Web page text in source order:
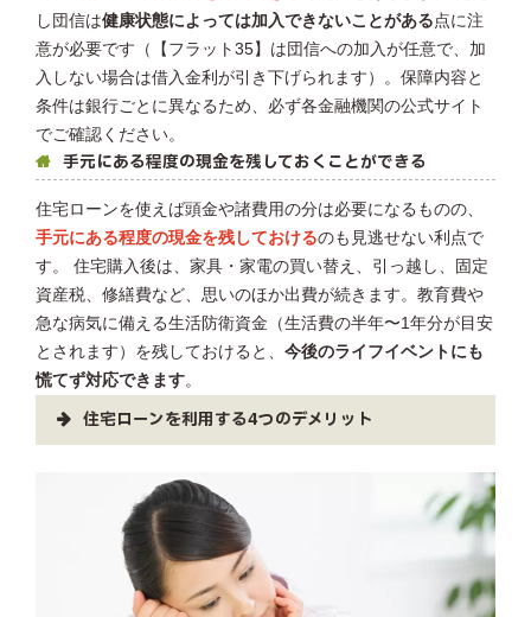
し団信は健康状態によっては加入できないことがある 点に注
意が必要です（【フラット35】は団信への加入が任意で、加
入しない場合は借入金利が引き下げられます）。保障内容と
条件は銀行ごとに異なるため、必ず各金融機関の公式サイト
でご確認ください。
手元にある程度の現金を残しておくことができる
住宅ローンを使えば頭金や諸費用の分は必要になるものの、
手元にある程度の現金を残しておけるのも見逃せない利点で
す。 住宅購入後は、家具・家電の買い替え、引っ越し、固定
資産税、修繕費など、思いのほか出費が続きます。教育費や
急な病気に備える生活防衛資金（生活費の半年〜1年分が目安
とされます）を残しておけると、 今後のライフイベントにも
慌てず対応できます。
住宅ローンを利用する4つのデメリット